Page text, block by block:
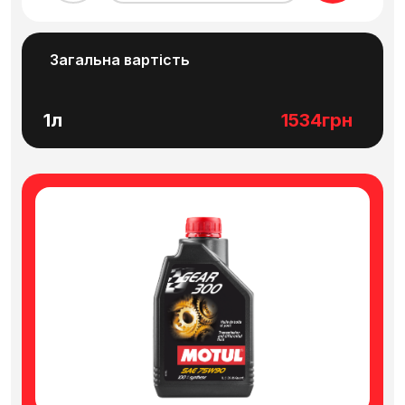
обертання.
Загальна вартість
1л 1534грн